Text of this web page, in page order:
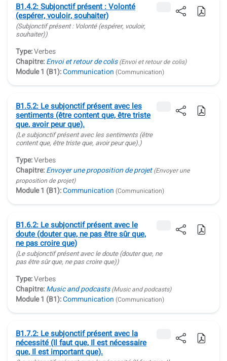
B1.4.2: Subjonctif présent : Volonté
(espérer, vouloir, souhaiter)
(Subjonctif présent : Volonté (espérer, vouloir,
souhaiter))
Type:Verbes
Chapitre:Envoi et retour de colis (Envoi et retour de colis)
Module 1 (B1):Communication (Communication)
B1.5.2: Le subjonctif présent avec les
sentiments (être content que, être triste
que, avoir peur que).
(Le subjonctif présent avec les sentiments (être
content que, être triste que, avoir peur que).)
Type:Verbes
Chapitre:Envoyer une proposition de projet (Envoyer une
proposition de projet)
Module 1 (B1):Communication (Communication)
B1.6.2: Le subjonctif présent avec le
doute (douter que, ne pas être sûr que,
ne pas croire que)
(Le subjonctif présent avec le doute(douter que, ne
pas être sûr que, ne pas croire que))
Type:Verbes
Chapitre:Music and podcasts (Music and podcasts)
Module 1 (B1):Communication (Communication)
B1.7.2: Le subjonctif présent avec la
nécessité (Il faut que, Il est nécessaire
que, Il est important que).